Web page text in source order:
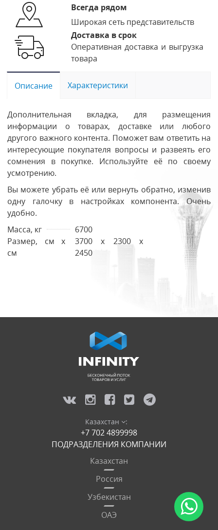
Всегда рядом
Широкая сеть представительств
Доставка в срок
Оперативная доставка и выгрузка
товара
Описание Характеристики
Дополнительная вкладка, для размещения
информации о товарах, доставке или любого
другого важного контента. Поможет вам ответить на
интересующие покупателя вопросы и развеять его
сомнения в покупке. Используйте её по своему
усмотрению.
Вы можете убрать её или вернуть обратно, изменив
одну галочку в настройках компонента. Очень
удобно.
Масса, кг
6700
Размер, см х
см
3700 х 2300 х
2450
Казахстан :
+7 702 4899998
ПОДРАЗДЕЛЕНИЯ КОМПАНИИ
Казахстан
Россия
Узбекистан
ОАЭ